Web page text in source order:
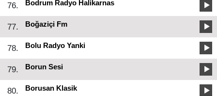
76. Bodrum Radyo Halikarnas
77. Boğaziçi Fm
78. Bolu Radyo Yanki
79. Borun Sesi
80. Borusan Klasik